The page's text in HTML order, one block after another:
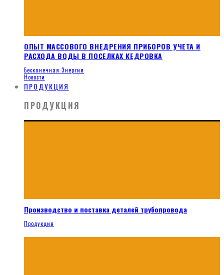
ОПЫТ МАССОВОГО ВНЕДРЕНИЯ ПРИБОРОВ УЧЕТА И
РАСХОДА ВОДЫ В ПОСЕЛКАХ КЕДРОВКА
Бесконечная Энергия
Новости
ПРОДУКЦИЯ
ПРОДУКЦИЯ
Производство и поставка деталей трубопровода
Продукция